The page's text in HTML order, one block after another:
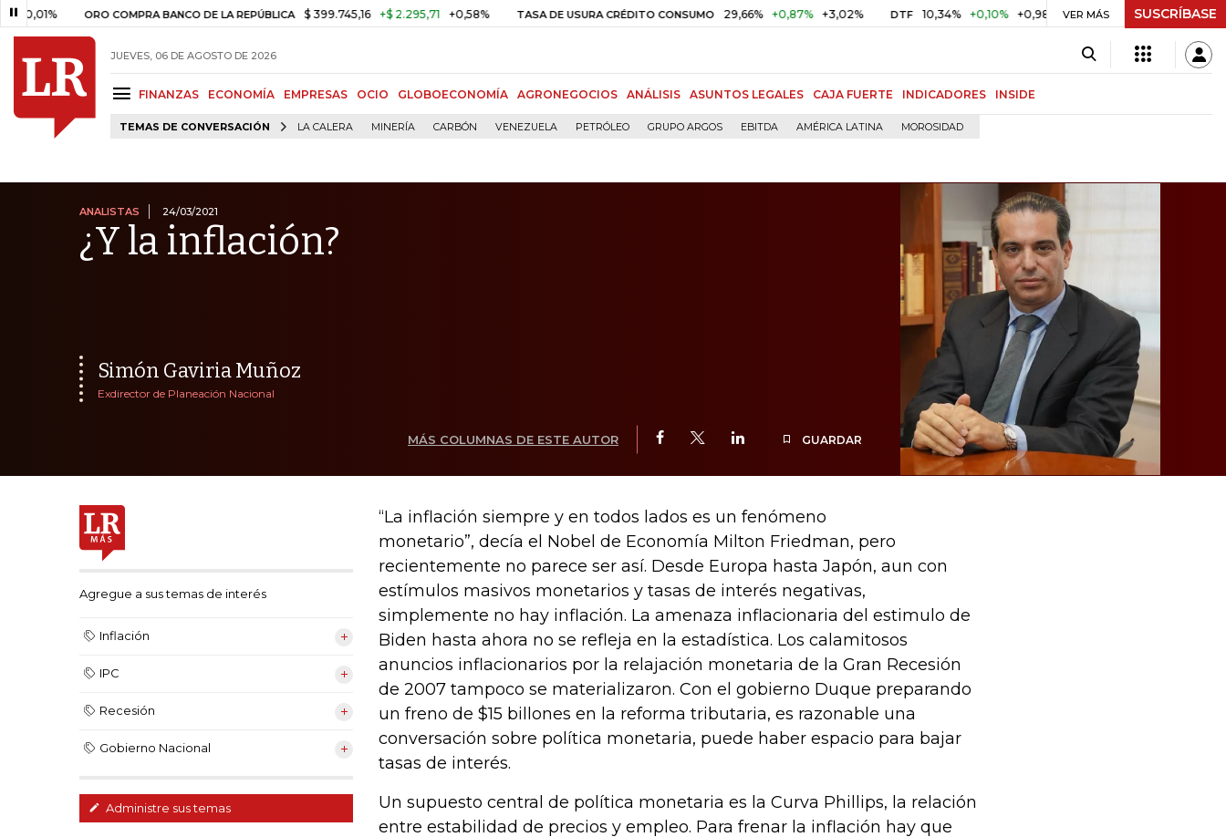
ORO COMPRA BANCO DE LA REPÚBLICA $ 399.745,16 +$ 2.295,71 +0,58% TASA DE USURA CRÉDITO CONSUMO 29,66% +0,87% +3,02% DTF 10,34% +0,10% +0,98% UVR $ 416,86 +$ 0,05 +0,01%
VER MÁS SUSCRÍBASE
JUEVES, 06 DE AGOSTO DE 2026
FINANZAS ECONOMÍA EMPRESAS OCIO GLOBOECONOMÍA AGRONEGOCIOS ANÁLISIS ASUNTOS LEGALES CAJA FUERTE INDICADORES INSIDE
TEMAS DE CONVERSACIÓN LA CALERA MINERÍA CARBÓN VENEZUELA PETRÓLEO GRUPO ARGOS EBITDA AMÉRICA LATINA MOROSIDAD
ANALISTAS 24/03/2021
¿Y la inflación?
Simón Gaviria Muñoz
Exdirector de Planeación Nacional
MÁS COLUMNAS DE ESTE AUTOR GUARDAR
Agregue a sus temas de interés
Inflación
IPC
Recesión
Gobierno Nacional
Administre sus temas
“La inflación siempre y en todos lados es un fenómeno
monetario”, decía el Nobel de Economía Milton Friedman, pero
recientemente no parece ser así. Desde Europa hasta Japón, aun con
estímulos masivos monetarios y tasas de interés negativas,
simplemente no hay inflación. La amenaza inflacionaria del estimulo de
Biden hasta ahora no se refleja en la estadística. Los calamitosos
anuncios inflacionarios por la relajación monetaria de la Gran Recesión
de 2007 tampoco se materializaron. Con el gobierno Duque preparando
un freno de $15 billones en la reforma tributaria, es razonable una
conversación sobre política monetaria, puede haber espacio para bajar
tasas de interés.
Un supuesto central de política monetaria es la Curva Phillips, la relación
entre estabilidad de precios y empleo. Para frenar la inflación hay que